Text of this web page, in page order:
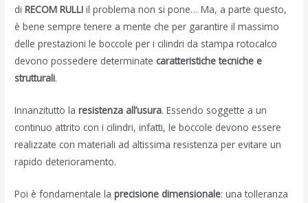
di RECOM RULLI il problema non si pone… Ma, a parte questo,
è bene sempre tenere a mente che per garantire il massimo
delle prestazioni le boccole per i cilindri da stampa rotocalco
devono possedere determinatecaratteristiche tecniche e
strutturali.
Innanzitutto laresistenza all’usura. Essendo soggette a un
continuo attrito con i cilindri, infatti, le boccole devono essere
realizzate con materiali ad altissima resistenza per evitare un
rapido deterioramento.
Poi è fondamentale laprecisione dimensionale: una tolleranza